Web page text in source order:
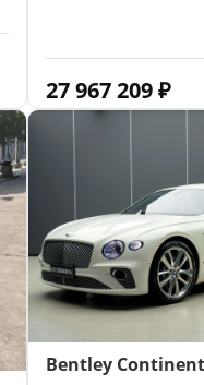
27 967 209₽
Bentley